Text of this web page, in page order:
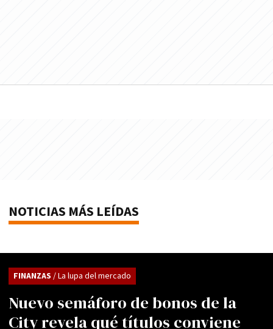
NOTICIAS MÁS LEÍDAS
Nuevo semáforo de bonos de la
City revela qué títulos conviene
FINANZAS / La lupa del mercado